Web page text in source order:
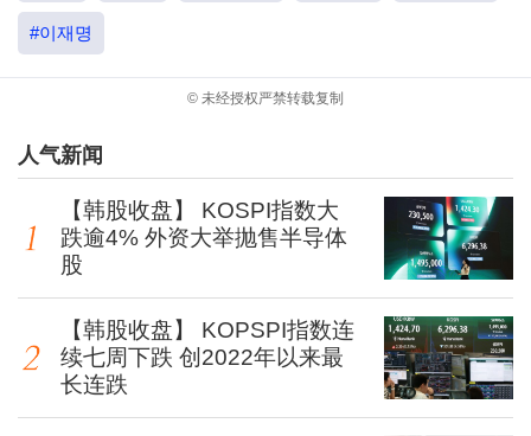
#이재명
© 未经授权严禁转载复制
人气新闻
【韩股收盘】 KOSPI指数大
跌逾4% 外资大举抛售半导体
股
【韩股收盘】 KOPSPI指数连
续七周下跌 创2022年以来最
长连跌